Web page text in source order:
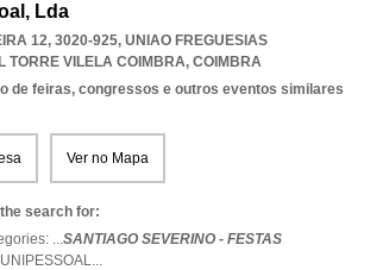
Lda
12, 3020-925, UNIAO FREGUESIAS
TORRE VILELA COIMBRA, COIMBRA
de feiras, congressos e outros eventos similares
Ver no Mapa
search for:
...SANTIAGO SEVERINO - FESTAS
UNIPESSOAL...